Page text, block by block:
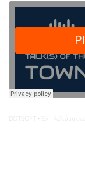
DOTSOFT · Έλη Καϊτάρη στον